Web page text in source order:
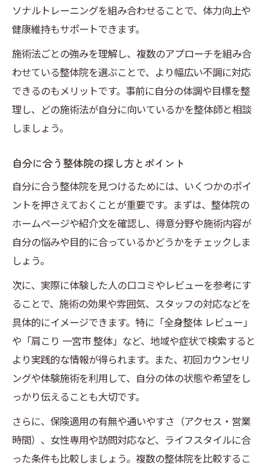
ソナルトレーニングを組み合わせることで、体力向上や
健康維持もサポートできます。
施術法ごとの強みを理解し、複数のアプローチを組み合
わせている整体院を選ぶことで、より幅広い不調に対応
できるのもメリットです。事前に自分の体調や目標を整
理し、どの施術法が自分に向いているかを整体師と相談
しましょう。
自分に合う整体院の探し方とポイント
自分に合う整体院を見つけるためには、いくつかのポイ
ントを押さえておくことが重要です。まずは、整体院の
ホームページや紹介文を確認し、得意分野や施術内容が
自分の悩みや目的に合っているかどうかをチェックしま
しょう。
次に、実際に体験した人の口コミやレビューを参考にす
ることで、施術の効果や雰囲気、スタッフの対応などを
具体的にイメージできます。特に「全身整体 レビュー」
や「肩こり 一宮市 整体」など、地域や症状で検索すると
より実践的な情報が得られます。また、初回カウンセリ
ングや体験施術を利用して、自分の体の状態や希望をし
っかり伝えることも大切です。
さらに、保険適用の有無や通いやすさ（アクセス・営業
時間）、女性専用や訪問対応など、ライフスタイルに合
った条件も比較しましょう。複数の整体院を比較するこ